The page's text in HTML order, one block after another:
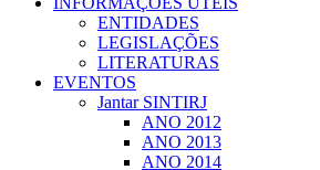
ENTIDADES
LEGISLAÇÕES
LITERATURAS
EVENTOS
Jantar SINTIRJ
ANO 2012
ANO 2013
ANO 2014